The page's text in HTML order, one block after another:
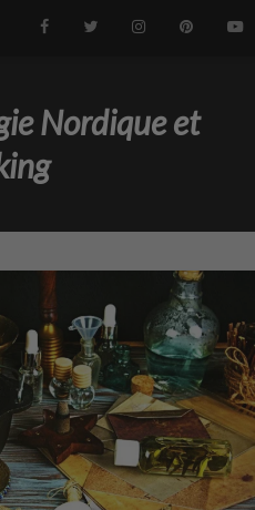
Nordique et